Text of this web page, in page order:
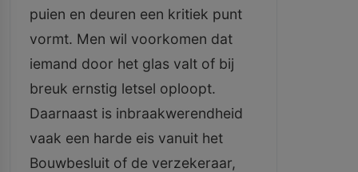
puien en deuren een kritiek punt
vormt. Men wil voorkomen dat
iemand door het glas valt of bij
breuk ernstig letsel oploopt.
Daarnaast is inbraakwerendheid
vaak een harde eis vanuit het
Bouwbesluit of de verzekeraar,